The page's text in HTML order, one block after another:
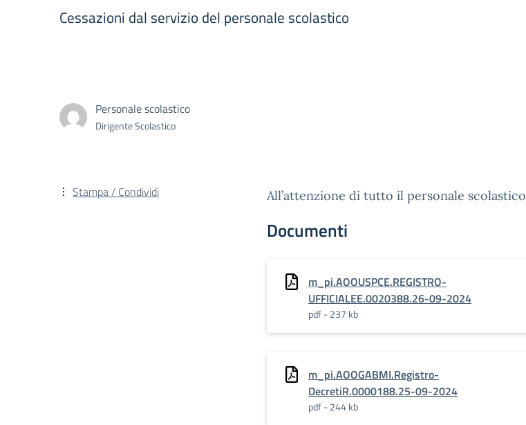
Cessazioni dal servizio del personale scolastico
Personale scolastico
Dirigente Scolastico
All’attenzione di tutto il personale scolastico
Documenti
m_pi.AOOUSPCE.REGISTRO-
UFFICIALEE.0020388.26-09-2024
pdf - 237 kb
m_pi.AOOGABMI.Registro-
DecretiR.0000188.25-09-2024
pdf - 244 kb
Stampa / Condividi